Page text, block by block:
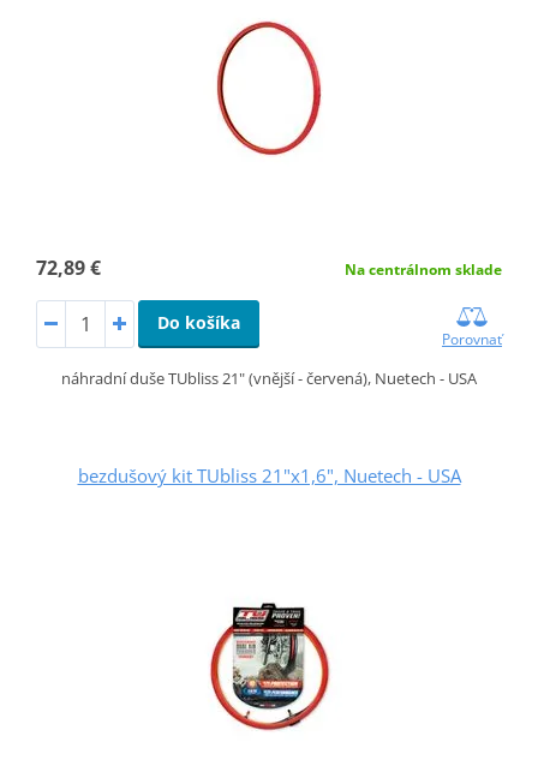
72,89 € Na centrálnom sklade
Do košíka
Porovnať
náhradní duše TUbliss 21" (vnější - červená), Nuetech - USA
bezdušový kit TUbliss 21"x1,6", Nuetech - USA